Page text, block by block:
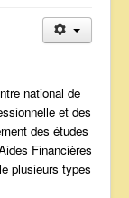
national de
et des
des études
Financières
plusieurs types